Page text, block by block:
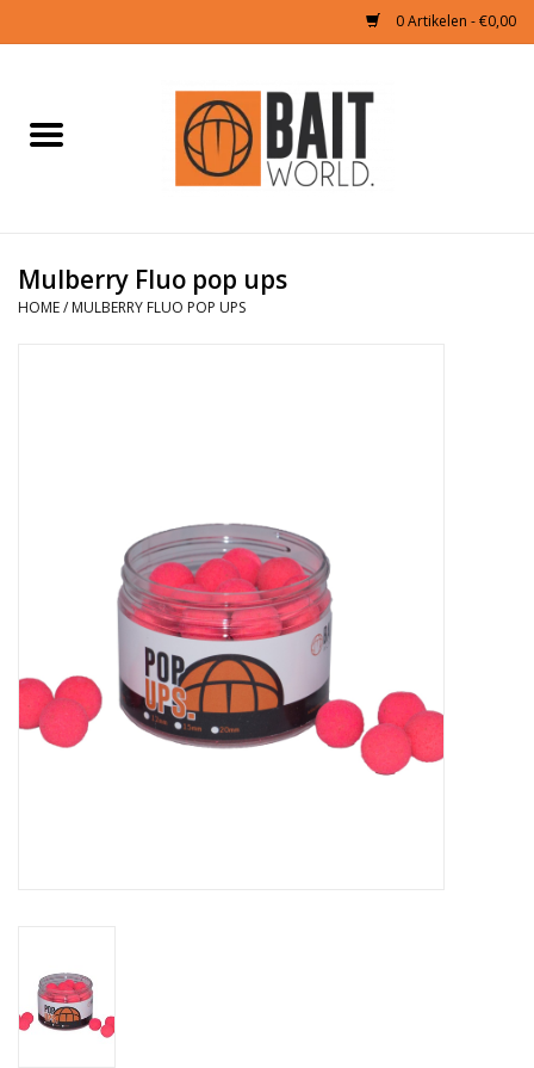
0 Artikelen - €0,00
Boilies & Additieven
Summer Deals
Mulberry Fluo pop ups
HOME/ MULBERRY FLUO POP UPS